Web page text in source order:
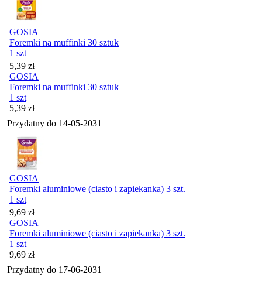
GOSIA
Foremki na muffinki 30 sztuk
1 szt
Cena
5,39 zł
GOSIA
Foremki na muffinki 30 sztuk
1 szt
Cena
5,39 zł
Przydatny do 14-05-2031
GOSIA
Foremki aluminiowe (ciasto i zapiekanka) 3 szt.
1 szt
Cena
9,69 zł
GOSIA
Foremki aluminiowe (ciasto i zapiekanka) 3 szt.
1 szt
Cena
9,69 zł
Przydatny do 17-06-2031